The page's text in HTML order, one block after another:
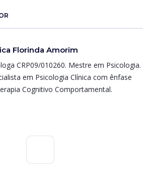
Florinda Amorim
CRP09/010260. Mestre em Psicologia.
em Psicologia Clínica com ênfase
Cognitivo Comportamental.